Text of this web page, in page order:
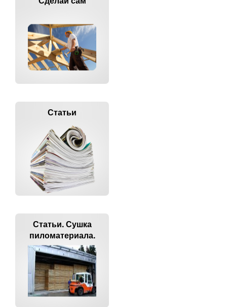
Статьи
Статьи. Сушка
пиломатериала.